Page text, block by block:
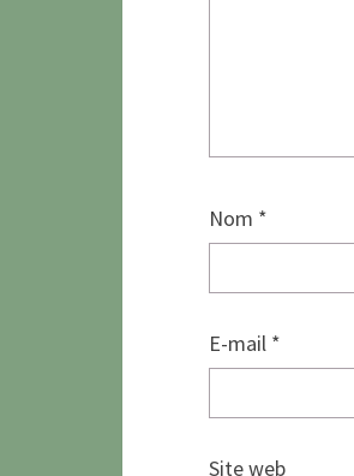
Nom *
E-mail *
Site web